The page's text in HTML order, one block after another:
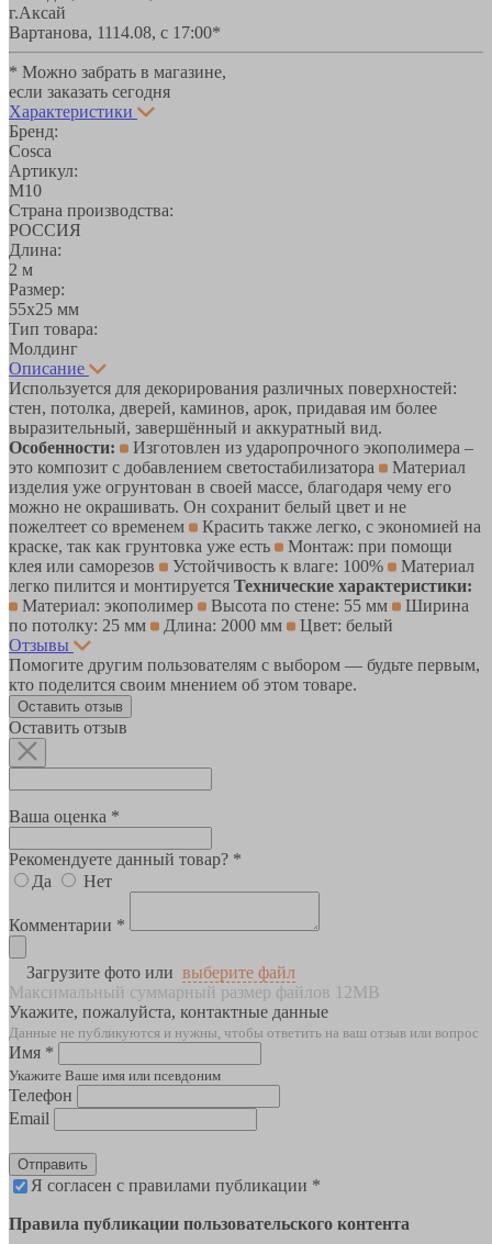
г.Аксай
Вартанова, 1114.08, с 17:00*
* Можно забрать в магазине,
если заказать сегодня
Характеристики
Бренд:
Cosca
Артикул:
М10
Страна производства:
РОССИЯ
Длина:
2 м
Размер:
55х25 мм
Тип товара:
Молдинг
Описание
Используется для декорирования различных поверхностей:
стен, потолка, дверей, каминов, арок, придавая им более
выразительный, завершённый и аккуратный вид.
Особенности:
Изготовлен из ударопрочного экополимера –
это композит с добавлением светостабилизатора
Материал
изделия уже огрунтован в своей массе, благодаря чему его
можно не окрашивать. Он сохранит белый цвет и не
пожелтеет со временем
Красить также легко, с экономией на
краске, так как грунтовка уже есть
Монтаж: при помощи
клея или саморезов
Устойчивость к влаге: 100%
Материал
легко пилится и монтируется Технические характеристики:
Материал: экополимер
Высота по стене: 55 мм
Ширина
по потолку: 25 мм
Длина: 2000 мм
Цвет: белый
Отзывы
Помогите другим пользователям с выбором — будьте первым,
кто поделится своим мнением об этом товаре.
Оставить отзыв
Оставить отзыв
Ваша оценка *
Рекомендуете данный товар? *
Да
Нет
Комментарии *
Загрузите фото или выберите файл
Максимальный суммарный размер файлов 12MB
Укажите, пожалуйста, контактные данные
Данные не публикуются и нужны, чтобы ответить на ваш отзыв или вопрос
Имя *
Укажите Ваше имя или псевдоним
Телефон
Email
Отправить
Я согласен с правилами публикации *
Правила публикации пользовательского контента